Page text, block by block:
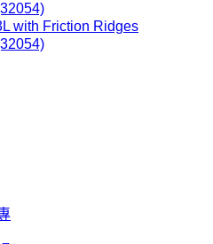
with Friction Ridges